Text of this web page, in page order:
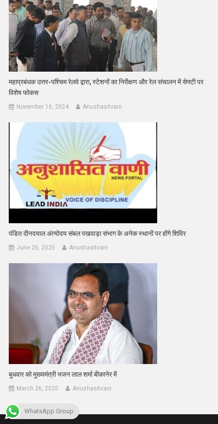
महाप्रबंधक उत्तर-पश्चिम रेलवे द्वारा, स्टेशनों का निरीक्षण और रेल संचालन में सेफ्टी पर
विशेष फोकस
November 16, 2024 Anushasitvani
पंडित दीनदयाल अंत्योदय संबल पखवाड़ा संभाग के अनेक स्थानों पर होंगे शिविर
June 26, 2025 Anushasitvani
बुधवार को मुख्यमंत्री भजन लाल शर्मा बीकानेर में
March 26, 2025 Anushasitvani
WhatsApp Group